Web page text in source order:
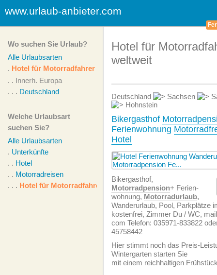
www.urlaub-anbieter.com
Wo suchen Sie Urlaub?
Alle Urlaubsarten
. Hotel für Motorradfahrer
. . Innerh. Europa
. . . Deutschland
Welche Urlaubsart
suchen Sie?
Alle Urlaubsarten
. Unterkünfte
. . Hotel
. . Motorradreisen
. . . Hotel für Motorradfahrer
Hotel für
weltweit
Deutschland Sachsen
Hohnstein
Bikergasthof
Ferienwohnung
Hotel
Bikergasthof,
Motorradpension+ Ferien­
wohnung, Motorradurlaub,
Wanderurlaub, Pool, Parkplätze
kostenfrei, Zimmer Du / WC,
com Telefon: 035971-833822
45758442
Hier stimmt noch das Preis-
Wintergarten starten Sie
mit einem reichhaltigen